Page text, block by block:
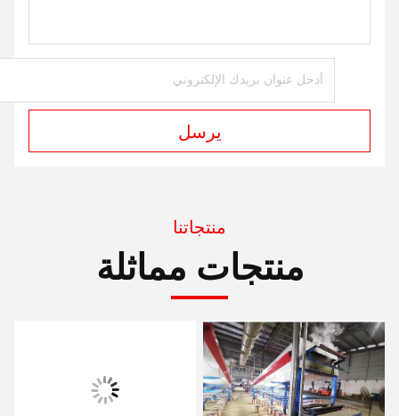
يرسل
منتجاتنا
منتجات مماثلة